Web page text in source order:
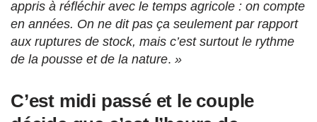
appris à réfléchir avec le temps agricole : on compte
en années. On ne dit pas ça seulement par rapport
aux ruptures de stock, mais c’est surtout le rythme
de la pousse et de la nature. »
C’est midi passé et le couple